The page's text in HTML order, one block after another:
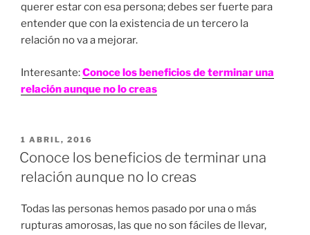
querer estar con esa persona; debes ser fuerte para
entender que con la existencia de un tercero la
relación no va a mejorar.
Interesante:Conoce los beneficios de terminar una
relación aunque no lo creas
PUBLICADO
EN
1 ABRIL, 2016
Conoce los beneficios de terminar una
relación aunque no lo creas
Todas las personas hemos pasado por una o más
rupturas amorosas, las que no son fáciles de llevar,